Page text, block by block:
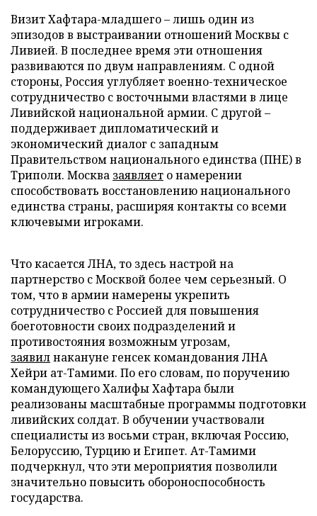
Визит Хафтара-младшего – лишь один из
эпизодов в выстраивании отношений Москвы с
Ливией. В последнее время эти отношения
развиваются по двум направлениям. С одной
стороны, Россия углубляет военно-техническое
сотрудничество с восточными властями в лице
Ливийской национальной армии. С другой –
поддерживает дипломатический и
экономический диалог с западным
Правительством национального единства (ПНЕ) в
Триполи. Москва заявляет о намерении
способствовать восстановлению национального
единства страны, расширяя контакты со всеми
ключевыми игроками.
Что касается ЛНА, то здесь настрой на
партнерство с Москвой более чем серьезный. О
том, что в армии намерены укрепить
сотрудничество с Россией для повышения
боеготовности своих подразделений и
противостояния возможным угрозам,
заявилнакануне генсек командования ЛНА
Хейри ат-Тамими. По его словам, по поручению
командующего Халифы Хафтара были
реализованы масштабные программы подготовки
ливийских солдат. В обучении участвовали
специалисты из восьми стран, включая Россию,
Белоруссию, Турцию и Египет. Ат-Тамими
подчеркнул, что эти мероприятия позволили
значительно повысить обороноспособность
государства.